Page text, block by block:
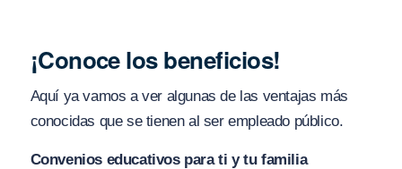
¡Conoce los beneficios!
Aquí ya vamos a ver algunas de las ventajas más
conocidas que se tienen al ser empleado público.
Convenios educativos para ti y tu familia